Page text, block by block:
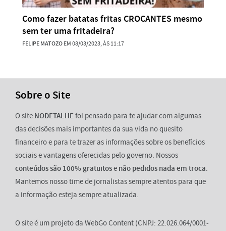
Como fazer batatas fritas CROCANTES mesmo
sem ter uma fritadeira?
FELIPE MATOZOEM 08/03/2023, ÀS 11:17
Sobre o Site
O site NODETALHEfoi pensado para te ajudar com algumas
das decisões mais importantes da sua vida no quesito
financeiro e para te trazer as informações sobre os benefícios
sociais e vantagens oferecidas pelo governo. Nossos
conteúdos são 100% gratuitose não pedidos nada em troca.
Mantemos nosso time de jornalistas sempre atentos para que
a informação esteja sempre atualizada.
O site é um projeto da WebGo Content (CNPJ: 22.026.064/0001-